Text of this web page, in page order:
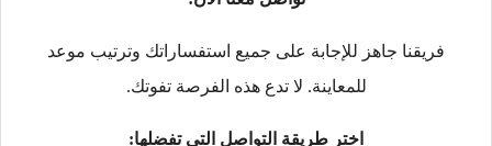
فريقنا جاهز للإجابة على جميع استفساراتك وترتيب موعد
للمعاينة. لا تدع هذه الفرصة تفوتك.
اختر طريقة التواصل التي تفضلها: